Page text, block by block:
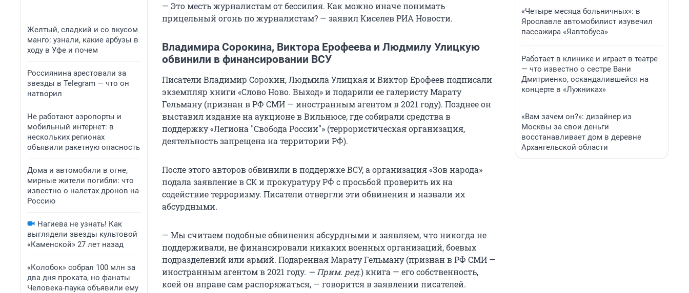
Желтый, сладкий и со вкусом
манго: узнали, какие арбузы в
ходу в Уфе и почем
Россиянина арестовали за
звезды в Telegram — что он
натворил
Не работают аэропорты и
мобильный интернет: в
нескольких регионах
объявили ракетную опасность
Дома и автомобили в огне,
мирные жители погибли: что
известно о налетах дронов на
Россию
Нагиева не узнать! Как
выглядели звезды культовой
«Каменской» 27 лет назад
«Колобок» собрал 100 млн за
два дня проката, но фанаты
Человека-паука объявили ему
— Это месть журналистам от бессилия. Как можно иначе понимать
прицельный огонь по журналистам? — заявил Киселев РИА Новости.
Владимира Сорокина, Виктора Ерофеева и Людмилу Улицкую
обвинили в финансировании ВСУ
Писатели Владимир Сорокин, Людмила Улицкая и Виктор Ерофеев подписали
экземпляр книги «Слово Ново. Выход» и подарили ее галеристу Марату
Гельману (признан в РФ СМИ — иностранным агентом в 2021 году). Позднее он
выставил издание на аукционе в Вильнюсе, где собирали средства в
поддержку «Легиона "Свобода России"» (террористическая организация,
деятельность запрещена на территории РФ).
После этого авторов обвинили в поддержке ВСУ, а организация «Зов народа»
подала заявление в СК и прокуратуру РФ с просьбой проверить их на
содействие терроризму. Писатели отвергли эти обвинения и назвали их
абсурдными.
— Мы считаем подобные обвинения абсурдными и заявляем, что никогда не
поддерживали, не финансировали никаких военных организаций, боевых
подразделений или армий. Подаренная Марату Гельману (признан в РФ СМИ —
иностранным агентом в 2021 году. — Прим. ред.) книга — его собственность,
коей он вправе сам распоряжаться, — говорится в заявлении писателей.
«Четыре месяца больничных»: в
Ярославле автомобилист изувечил
пассажира «Яавтобуса»
Работает в клинике и играет в театре
— что известно о сестре Вани
Дмитриенко, оскандалившейся на
концерте в «Лужниках»
«Вам зачем он?»: дизайнер из
Москвы за свои деньги
восстанавливает дом в деревне
Архангельской области